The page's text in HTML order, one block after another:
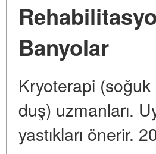
Banyolar
Kryoterapi (soğuk
duş) uzmanları.
yastıkları önerir.